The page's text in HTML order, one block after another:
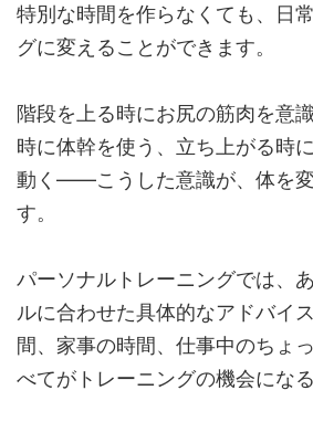
特別な時間を作らなくても、日
グに変えることができます。
階段を上る時にお尻の筋肉を意
時に体幹を使う、立ち上がる時
動く——こうした意識が、体を
す。
パーソナルトレーニングでは、
ルに合わせた具体的なアドバイ
間、家事の時間、仕事中のち
べてがトレーニングの機会になる